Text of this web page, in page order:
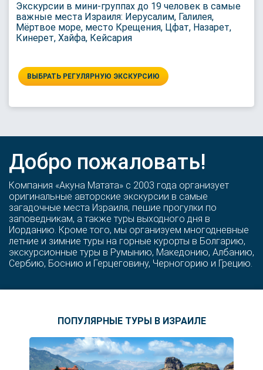
Экскурсии в мини-группах до 19 человек в самые
важные места Израиля: Иерусалим, Галилея,
Мёртвое море, место Крещения, Цфат, Назарет,
Кинерет, Хайфа, Кейсария
ВЫБРАТЬ РЕГУЛЯРНУЮ ЭКСКУРСИЮ
Добро пожаловать!
Компания «Акуна Матата» с 2003 года организует
оригинальные авторские экскурсии в самые
загадочные места Израиля, пешие прогулки по
заповедникам, а также туры выходного дня в
Иорданию. Кроме того, мы организуем многодневные
летние и зимние туры на горные курорты в Болгарию,
экскурсионные туры в Румынию, Македонию, Албанию,
Сербию, Боснию и Герцеговину, Черногорию и Грецию.
ПОПУЛЯРНЫЕ ТУРЫ В ИЗРАИЛЕ